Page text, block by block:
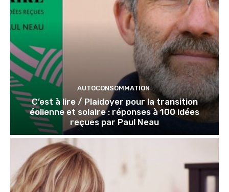
AUTOCONSOMMATION
C’est à lire / Plaidoyer pour la transition
éolienne et solaire : réponses à 100 idées
reçues par Paul Neau